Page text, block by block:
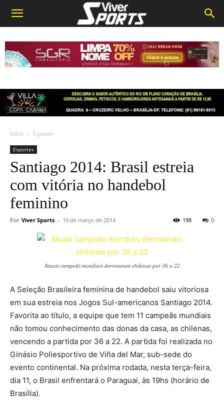
Início Esportes
Esportes
Santiago 2014: Brasil estreia
com vitória no handebol
feminino
Por Viver Sports - 10 de março de 2014 0
198
Atuais campeãs mundiais derrotaram chilenas por 36 a 22
A Seleção Brasileira feminina de handebol saiu vitoriosa
em sua estreia nos Jogos Sul-americanos Santiago 2014.
Favorita ao título, a equipe que tem 11 campeãs mundiais
não tomou conhecimento das donas da casa, as chilenas,
vencendo a partida por 36 a 22. A partida foi realizada no
Ginásio Poliesportivo de Viña del Mar, sub-sede do
evento continental. Na próxima rodada, nesta terça-feira,
dia 11, o Brasil enfrentará o Paraguai, às 19hs (horário de
Brasília).